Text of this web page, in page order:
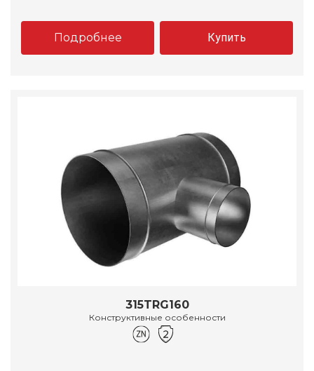
Подробнее Купить
315TRG160
Конструктивные особенности